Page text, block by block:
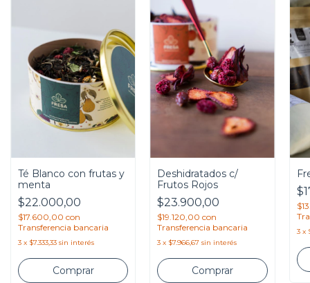
Té Blanco con frutas y
menta
$22.000,00
$17.600,00 con
Transferencia bancaria
3 x $7.333,33 sin interés
Deshidratados c/
Frutos Rojos
$23.900,00
$19.120,00con
Transferencia bancaria
3 x $7.966,67 sin interés
3 x